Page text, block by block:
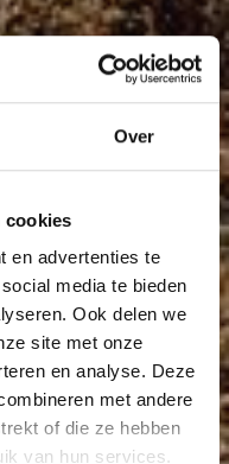
Over
cookies
en advertenties te
media te bieden
Ook delen we
site met onze
en analyse. Deze
met andere
of die ze hebben
van hun services.
14
20
23
25
79